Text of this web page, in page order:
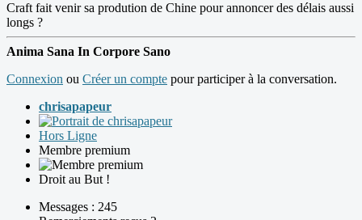
Craft fait venir sa prodution de Chine pour annoncer des délais aussi
longs ?
Anima Sana In Corpore Sano
Connexion ou Créer un compte pour participer à la conversation.
chrisapapeur
Hors Ligne
Membre premium
Droit au But !
Messages : 245